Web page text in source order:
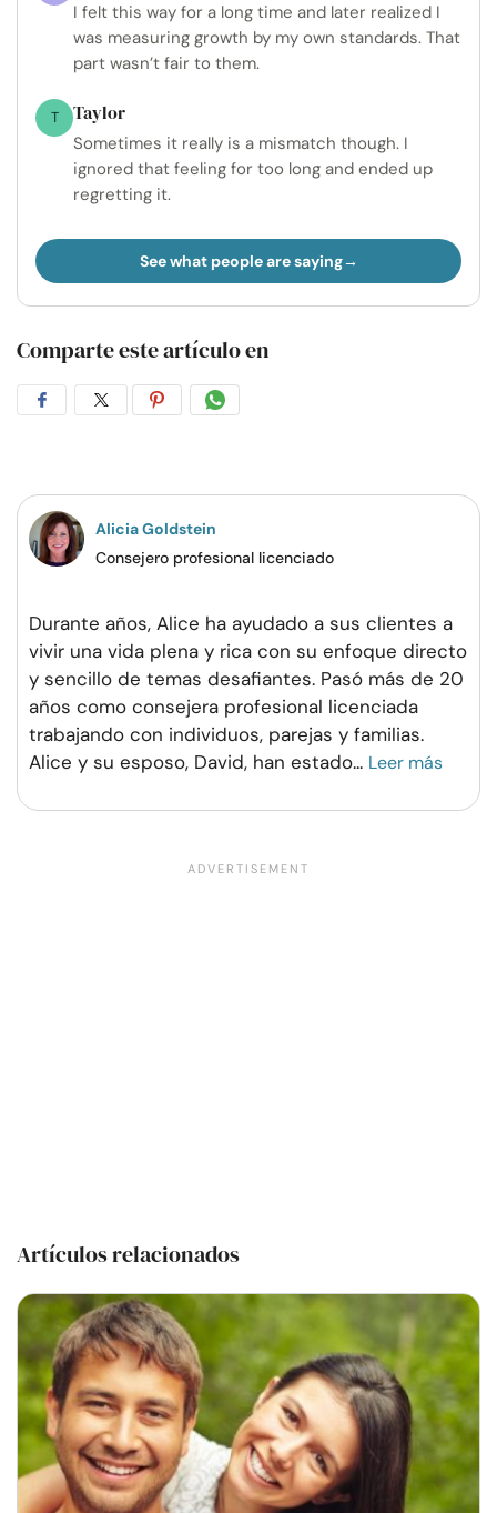
I felt this way for a long time and later realized I
was measuring growth by my own standards. That
part wasn’t fair to them.
T Taylor
Sometimes it really is a mismatch though. I
ignored that feeling for too long and ended up
regretting it.
See what people are saying
Comparte este artículo en
CompartirCompartirCompartirCompartir
Alicia Goldstein
Consejero profesional licenciado
Durante años, Alice ha ayudado a sus clientes a
vivir una vida plena y rica con su enfoque directo
y sencillo de temas desafiantes. Pasó más de 20
años como consejera profesional licenciada
trabajando con individuos, parejas y familias.
Alice y su esposo, David, han estado... Leer más
Artículos relacionados